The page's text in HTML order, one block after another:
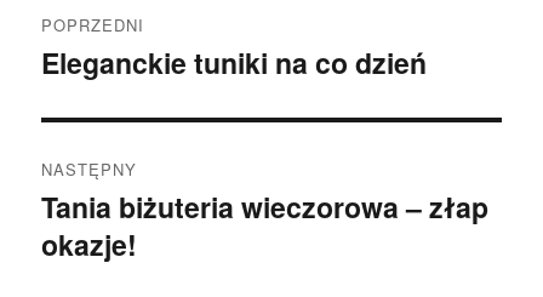
wpisu
POPRZEDNI
Poprzedni
Eleganckie tuniki na co dzień
NASTĘPNY
Następny
wpis:
Tania biżuteria wieczorowa – złap
okazje!